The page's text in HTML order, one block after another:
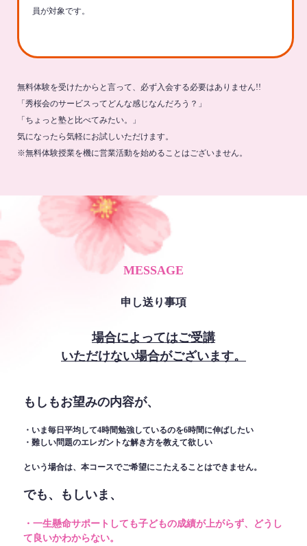
員が対象です。
無料体験を受けたからと言って、必ず入会する必要はありません!!
「秀桜会のサービスってどんな感じなんだろう？」
「ちょっと塾と比べてみたい。」
気になったら気軽にお試しいただけます。
※無料体験授業を機に営業活動を始めることはございません。
MESSAGE
申し送り事項
場合によってはご受講
いただけない場合がございます。
もしもお望みの内容が、
・いま毎日平均して4時間勉強しているのを6時間に伸ばしたい
・難しい問題のエレガントな解き方を教えて欲しい
という場合は、本コースでご希望にこたえることはできません。
でも、もしいま、
・一生懸命サポートしても子どもの成績が上がらず、どうし
て良いかわからない。